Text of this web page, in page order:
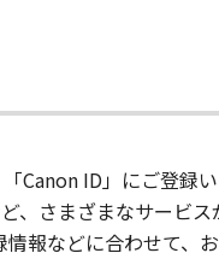
Canon ID」にご登録
、さまざまなサービス
報などに合わせて、